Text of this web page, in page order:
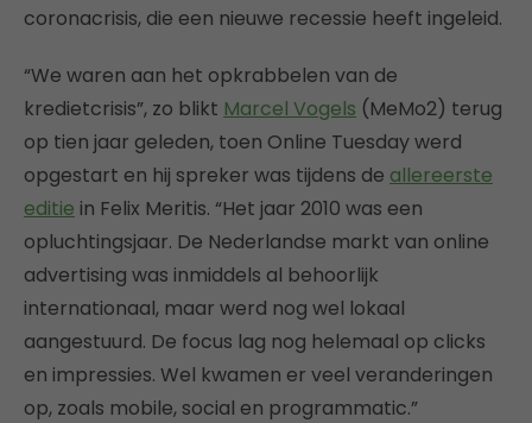
coronacrisis, die een nieuwe recessie heeft ingeleid.
“We waren aan het opkrabbelen van de
kredietcrisis”, zo blikt Marcel Vogels (MeMo2) terug
op tien jaar geleden, toen Online Tuesday werd
opgestart en hij spreker was tijdens de allereerste
editie in Felix Meritis. “Het jaar 2010 was een
opluchtingsjaar. De Nederlandse markt van online
advertising was inmiddels al behoorlijk
internationaal, maar werd nog wel lokaal
aangestuurd. De focus lag nog helemaal op clicks
en impressies. Wel kwamen er veel veranderingen
op, zoals mobile, social en programmatic.”